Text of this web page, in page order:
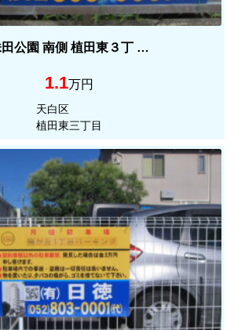
公園 南側 植田東３丁 …
1.1万円
天白区
植田東三丁目